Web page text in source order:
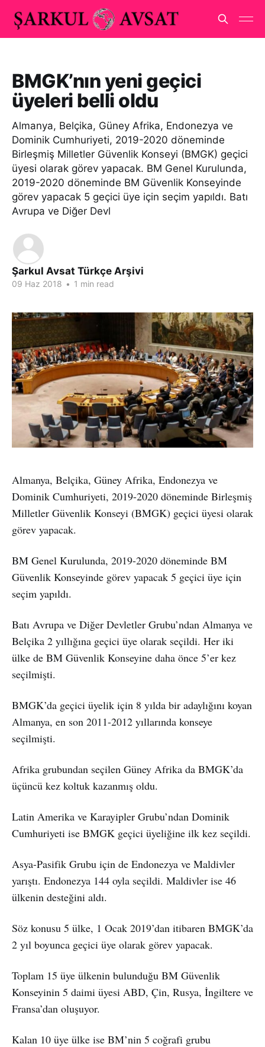
BMGK’nın yeni geçici
üyeleri belli oldu
Almanya, Belçika, Güney Afrika, Endonezya ve
Dominik Cumhuriyeti, 2019-2020 döneminde
Birleşmiş Milletler Güvenlik Konseyi (BMGK) geçici
üyesi olarak görev yapacak. BM Genel Kurulunda,
2019-2020 döneminde BM Güvenlik Konseyinde
görev yapacak 5 geçici üye için seçim yapıldı. Batı
Avrupa ve Diğer Devl
Şarkul Avsat Türkçe Arşivi
09 Haz 2018 • 1 min read
Almanya, Belçika, Güney Afrika, Endonezya ve
Dominik Cumhuriyeti, 2019-2020 döneminde Birleşmiş
Milletler Güvenlik Konseyi (BMGK) geçici üyesi olarak
görev yapacak.
BM Genel Kurulunda, 2019-2020 döneminde BM
Güvenlik Konseyinde görev yapacak 5 geçici üye için
seçim yapıldı.
Batı Avrupa ve Diğer Devletler Grubu’ndan Almanya ve
Belçika 2 yıllığına geçici üye olarak seçildi. Her iki
ülke de BM Güvenlik Konseyine daha önce 5’er kez
seçilmişti.
BMGK’da geçici üyelik için 8 yılda bir adaylığını koyan
Almanya, en son 2011-2012 yıllarında konseye
seçilmişti.
Afrika grubundan seçilen Güney Afrika da BMGK’da
üçüncü kez koltuk kazanmış oldu.
Latin Amerika ve Karayipler Grubu’ndan Dominik
Cumhuriyeti ise BMGK geçici üyeliğine ilk kez seçildi.
Asya-Pasifik Grubu için de Endonezya ve Maldivler
yarıştı. Endonezya 144 oyla seçildi. Maldivler ise 46
ülkenin desteğini aldı.
Söz konusu 5 ülke, 1 Ocak 2019’dan itibaren BMGK’da
2 yıl boyunca geçici üye olarak görev yapacak.
Toplam 15 üye ülkenin bulunduğu BM Güvenlik
Konseyinin 5 daimi üyesi ABD, Çin, Rusya, İngiltere ve
Fransa’dan oluşuyor.
Kalan 10 üye ülke ise BM’nin 5 coğrafi grubu